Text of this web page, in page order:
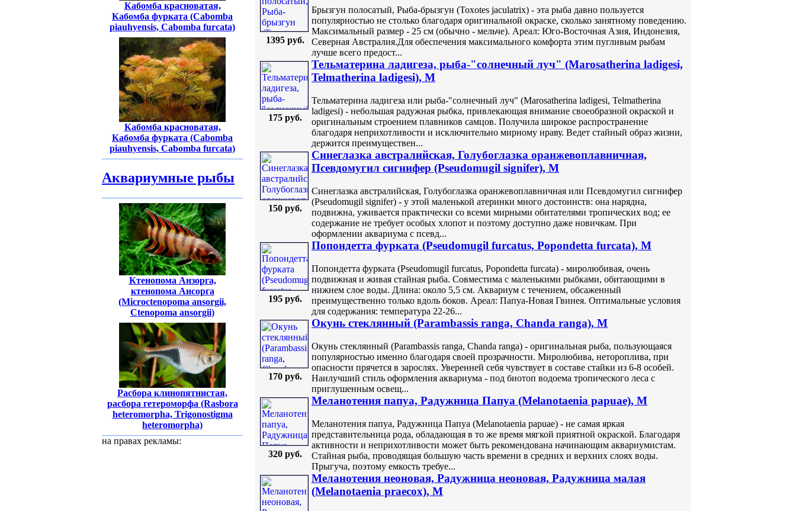
Кабомба красноватая,
Кабомба фурката (Cabomba
piauhyensis, Cabomba furcata)
Кабомба красноватая,
Кабомба фурката (Cabomba
piauhyensis, Cabomba furcata)
Аквариумные рыбы
Ктенопома Анзорга,
ктенопома Ансорга
(Microctenopoma ansorgii,
Ctenopoma ansorgii)
Расбора клинопятнистая,
расбора гетероморфа (Rasbora
heteromorpha, Trigonostigma
heteromorpha)
на правах рекламы:
1395 руб.
Брызгун полосатый, Рыба-брызгун (Toxotes jaculatrix) - эта рыба давно пользуется
популярностью не столько благодаря оригинальной окраске, сколько занятному поведению.
Максимальный размер - 25 см (обычно - мельче). Ареал: Юго-Восточная Азия, Индонезия,
Северная Австралия.Для обеспечения максимального комфорта этим пугливым рыбам
лучше всего предост...
175 руб.
Тельматерина ладигеза, рыба-"солнечный луч" (Marosatherina ladigesi,
Telmatherina ladigesi), M
Тельматерина ладигеза или рыба-"солнечный луч" (Marosatherina ladigesi, Telmatherina
ladigesi) - небольшая радужная рыбка, привлекающая внимание своеобразной окраской и
оригинальным строением плавников самцов. Получила широкое распространение
благодаря неприхотливости и исключительно мирному нраву. Ведет стайный образ жизни,
держится преимуществен...
150 руб.
Синеглазка австралийская, Голубоглазка оранжевоплавничная,
Псевдомугил сигнифер (Pseudomugil signifer), M
Синеглазка австралийская, Голубоглазка оранжевоплавничная или Псевдомугил сигнифер
(Pseudomugil signifer) - у этой маленькой атеринки много достоинств: она нарядна,
подвижна, уживается практически со всеми мирными обитателями тропических вод; ее
содержание не требует особых хлопот и поэтому доступно даже новичкам. При
оформлении аквариума с псевд...
195 руб.
Попондетта фурката (Pseudomugil furcatus, Popondetta furcata), M
Попондетта фурката (Pseudomugil furcatus, Popondetta furcata) - миролюбивая, очень
подвижная и живая стайная рыба. Совместима с маленькими рыбками, обитающими в
нижнем слое воды. Длина: около 5,5 см. Аквариум с течением, обсаженный
преимущественно только вдоль боков. Ареал: Папуа-Новая Гвинея. Оптимальные условия
для содержания: температура 22-26...
170 руб.
Окунь стеклянный (Parambassis ranga, Chanda ranga), M
Окунь стеклянный (Parambassis ranga, Chanda ranga) - оригинальная рыба, пользующаяся
популярностью именно благодаря своей прозрачности. Миролюбива, нетороплива, при
опасности прячется в зарослях. Уверенней себя чувствует в составе стайки из 6-8 особей.
Наилучший стиль оформления аквариума - под биотоп водоема тропического леса с
приглушенным освещ...
320 руб.
Меланотения папуа, Радужница Папуа (Melanotaenia papuae), M
Меланотения папуа, Радужница Папуа (Melanotaenia papuae) - не самая яркая
представительница рода, обладающая в то же время мягкой приятной окраской. Благодаря
активности и неприхотливости может быть рекомендована начинающим аквариумистам.
Стайная рыба, проводящая большую часть времени в средних и верхних слоях воды.
Прыгуча, поэтому емкость требуе...
Меланотения неоновая, Радужница неоновая, Радужница малая
(Melanotaenia praecox), M